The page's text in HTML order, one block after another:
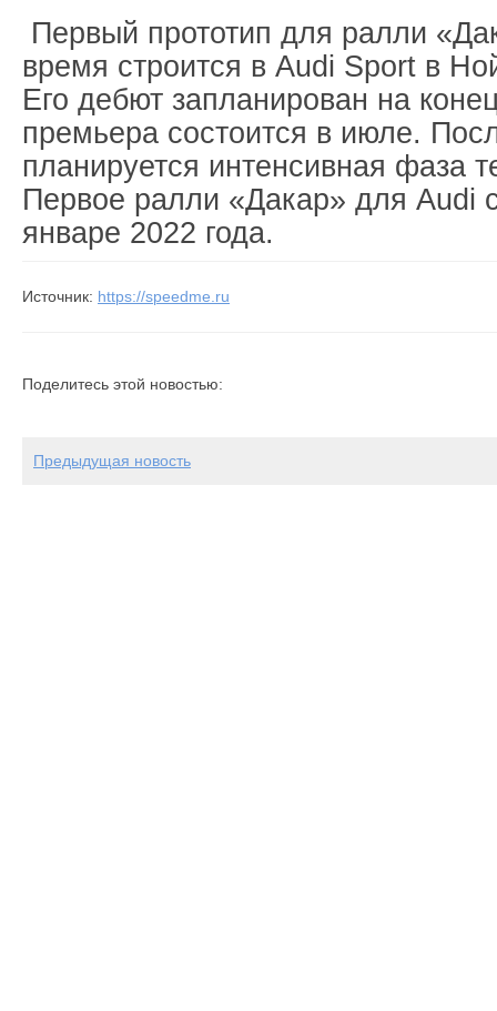
Первый прототип для ралли
время строится в Audi Sport в
Его дебют запланирован на
премьера состоится в июле.
планируется интенсивная фаза
Первое ралли «Дакар» для Audi
январе 2022 года.
Источник: https://speedme.ru
Поделитесь этой новостью:
Предыдущая новость